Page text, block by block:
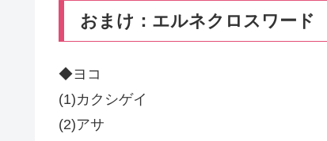
おまけ：エルネクロスワード
◆ヨコ
(1)カクシゲイ
(2)アサ